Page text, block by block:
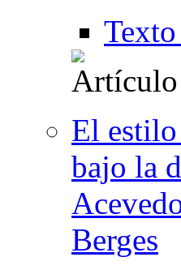
El
bajo la
Berges